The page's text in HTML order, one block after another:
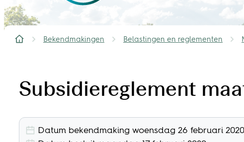
Startpagina
Bekendmakingen Belastingen en reglementen
Subsidiereglement
Datum bekendmaking woensdag 26 februari 2020